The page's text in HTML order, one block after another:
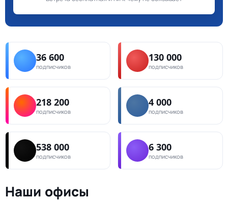
36 600
подписчиков
130 000
подписчиков
218 200
подписчиков
4 000
подписчиков
538 000
подписчиков
6 300
подписчиков
Наши офисы